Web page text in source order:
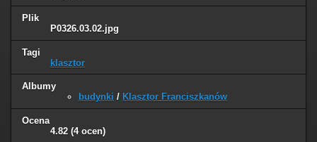
Plik
P0326.03.02.jpg
Tagi
klasztor
Albumy
budynki / Klasztor Franciszkanów
Ocena
4.82 (4 ocen)